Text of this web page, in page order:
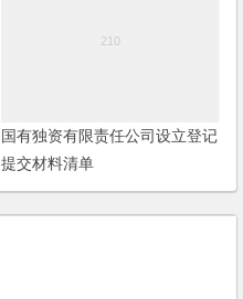
国有独资有限责任公司设立登记
提交材料清单